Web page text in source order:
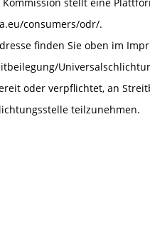
consumers/odr/.
finden Sie oben im
oder verpflichtet, an
teilzunehmen.